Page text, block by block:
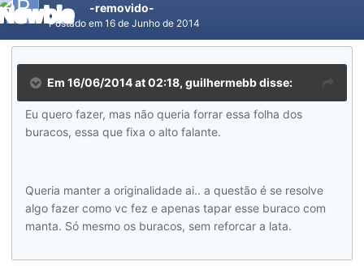
-removido-
Postado em 16 de Junho de 2014
Em 16/06/2014 at 02:18, guilhermebb disse:
Eu quero fazer, mas não queria forrar essa folha dos
buracos, essa que fixa o alto falante.
Queria manter a originalidade ai.. a questão é se resolve
algo fazer como vc fez e apenas tapar esse buraco com
manta. Só mesmo os buracos, sem reforcar a lata.